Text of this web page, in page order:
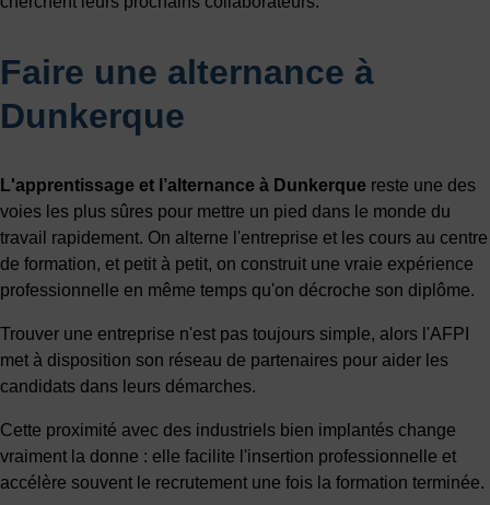
Faire une alternance à
Dunkerque
L'apprentissage et l’alternance à Dunkerque reste une des
voies les plus sûres pour mettre un pied dans le monde du
travail rapidement. On alterne l'entreprise et les cours au centre
de formation, et petit à petit, on construit une vraie expérience
professionnelle en même temps qu'on décroche son diplôme.
Trouver une entreprise n'est pas toujours simple, alors l'AFPI
met à disposition son réseau de partenaires pour aider les
candidats dans leurs démarches.
Cette proximité avec des industriels bien implantés change
vraiment la donne : elle facilite l'insertion professionnelle et
accélère souvent le recrutement une fois la formation terminée.